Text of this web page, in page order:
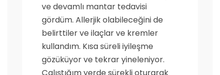
ve devamlı mantar tedavisi
gördüm. Allerjik olabileceğini de
belirttiler ve ilaçlar ve kremler
kullandım. Kısa süreli iyileşme
gözüküyor ve tekrar yineleniyor.